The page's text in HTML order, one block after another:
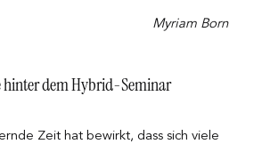
Myriam Born
hinter dem Hybrid-Seminar
Zeit hat bewirkt, dass sich viele